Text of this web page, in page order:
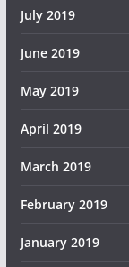
July 2019
June 2019
May 2019
April 2019
March 2019
February 2019
January 2019